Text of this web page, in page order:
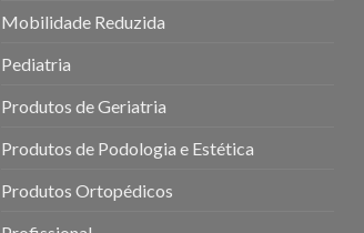
Mobilidade Reduzida
Pediatria
Produtos de Geriatria
Produtos de Podologia e Estética
Produtos Ortopédicos